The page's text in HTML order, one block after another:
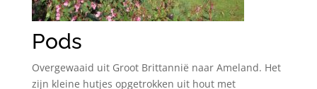
Pods
Overgewaaid uit Groot Brittannië naar Ameland. Het
zijn kleine hutjes opgetrokken uit hout met